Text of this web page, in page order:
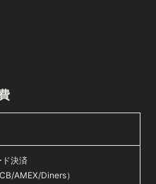
ド決済
AMEX/Diners）